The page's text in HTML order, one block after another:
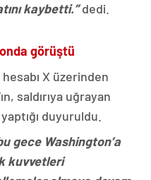
kaybetti.”dedi.
görüştü
X üzerinden
saldırıya uğrayan
duyuruldu.
gece Washington’a
kuvvetleri